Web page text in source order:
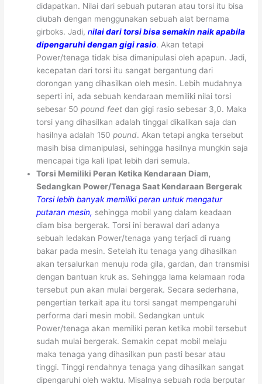
didapatkan. Nilai dari sebuah putaran atau torsi itu bisa
diubah dengan menggunakan sebuah alat bernama
girboks. Jadi,nilaidari torsi bisa semakin naik apabila
dipengaruhi dengan gigi rasio. Akan tetapi
Power/tenaga tidak bisa dimanipulasi oleh apapun. Jadi,
kecepatan dari torsi itu sangat bergantung dari
dorongan yang dihasilkan oleh mesin. Lebih mudahnya
seperti ini, ada sebuah kendaraan memiliki nilai torsi
sebesar 50pound feet dan gigi rasio sebesar 3,0. Maka
torsi yang dihasilkan adalah tinggal dikalikan saja dan
hasilnya adalah 150pound. Akan tetapi angka tersebut
masih bisa dimanipulasi, sehingga hasilnya mungkin saja
mencapai tiga kali lipat lebih dari semula.
Torsi Memiliki Peran Ketika Kendaraan Diam,
Sedangkan Power/Tenaga Saat Kendaraan Bergerak
Torsi lebih banyak memiliki peran untuk mengatur
putaran mesin, sehingga mobil yang dalam keadaan
diam bisa bergerak. Torsi ini berawal dari adanya
sebuah ledakan Power/tenaga yang terjadi di ruang
bakar pada mesin. Setelah itu tenaga yang dihasilkan
akan tersalurkan menuju roda gila, gardan, dan transmisi
dengan bantuan kruk as. Sehingga lama kelamaan roda
tersebut pun akan mulai bergerak. Secara sederhana,
pengertian terkait apa itu torsi sangat mempengaruhi
performa dari mesin mobil. Sedangkan untuk
Power/tenaga akan memiliki peran ketika mobil tersebut
sudah mulai bergerak. Semakin cepat mobil melaju
maka tenaga yang dihasilkan pun pasti besar atau
tinggi. Tinggi rendahnya tenaga yang dihasilkan sangat
dipengaruhi oleh waktu. Misalnya sebuah roda berputar